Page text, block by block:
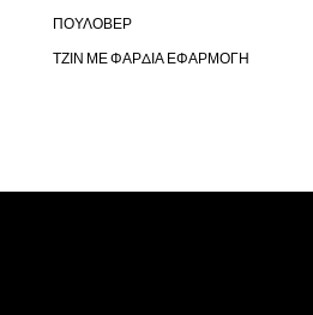
ΠΟΥΛΟΒΕΡ
ΤΖΙΝ ΜΕ ΦΑΡΔΙΑ ΕΦΑΡΜΟΓΗ